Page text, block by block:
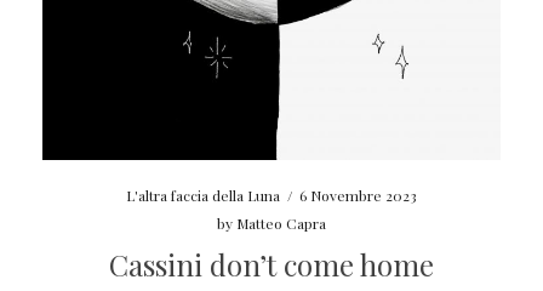
L'altra faccia della Luna / 6 Novembre 2023
by Matteo Capra
Cassini don’t come home